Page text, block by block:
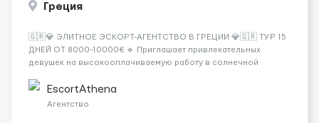
Греция
🇬🇷💎 ЭЛИТНОЕ ЭСКОРТ-АГЕНТСТВО В ГРЕЦИИ 💎🇬🇷 ТУР 15
ДНЕЙ ОТ 8000-10000€ 🔹 Приглашает привлекательных
девушек на высокооплачиваемую работу в солнечной
хорошие деньги 💶 — это предложение для тебя! 🔹
Требования: ✔️ Возраст от ...
EscortAthena
Агентство